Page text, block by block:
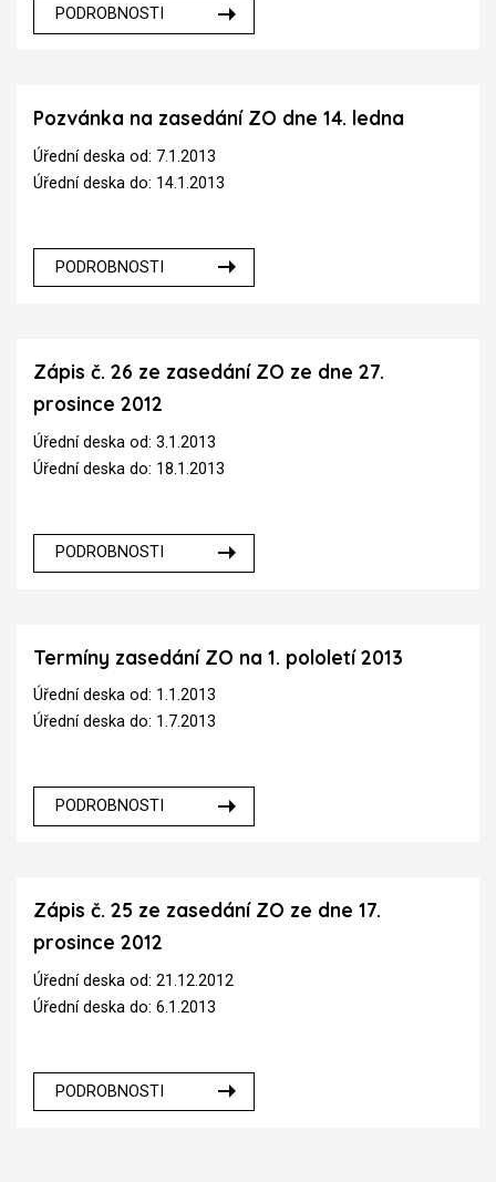
PODROBNOSTI
Pozvánka na zasedání ZO dne 14. ledna
Úřední deska od: 7.1.2013
Úřední deska do: 14.1.2013
PODROBNOSTI
Zápis č. 26 ze zasedání ZO ze dne 27.
prosince 2012
Úřední deska od: 3.1.2013
Úřední deska do: 18.1.2013
PODROBNOSTI
Termíny zasedání ZO na 1. pololetí 2013
Úřední deska od: 1.1.2013
Úřední deska do: 1.7.2013
PODROBNOSTI
Zápis č. 25 ze zasedání ZO ze dne 17.
prosince 2012
Úřední deska od: 21.12.2012
Úřední deska do: 6.1.2013
PODROBNOSTI